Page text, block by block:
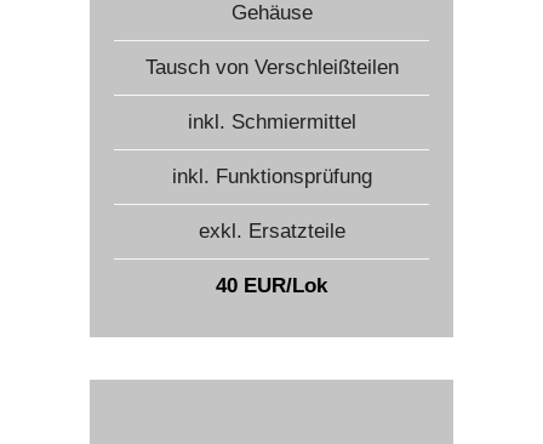
Gehäuse
Tausch von Verschleißteilen
inkl. Schmiermittel
inkl. Funktionsprüfung
exkl. Ersatzteile
40 EUR/Lok